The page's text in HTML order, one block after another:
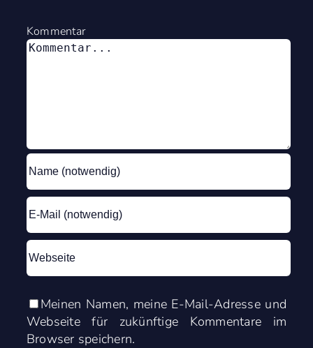
Kommentar
Meinen Namen, meine E-Mail-Adresse und
Webseite für zukünftige Kommentare im
Browser speichern.